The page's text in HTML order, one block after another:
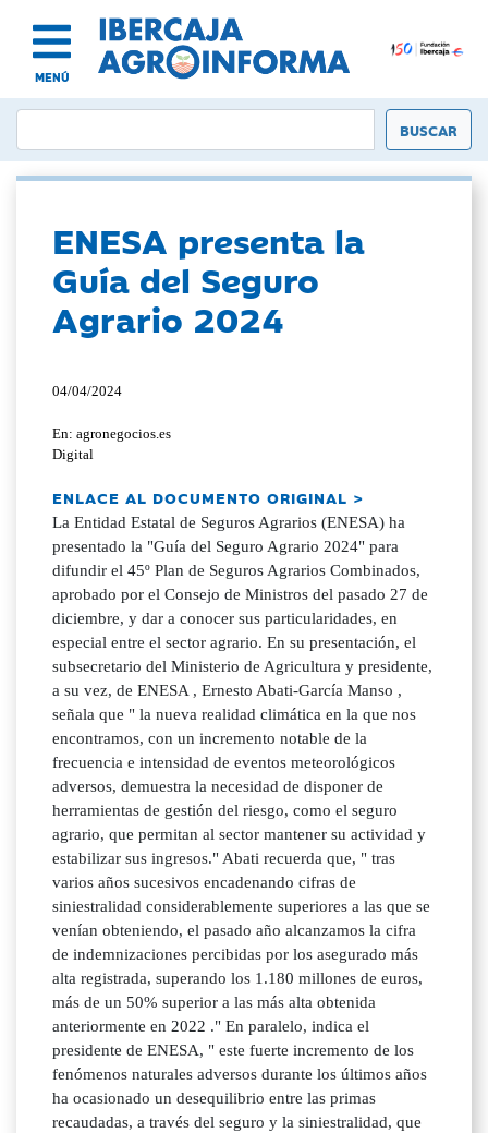
MENÚ
ENESA presenta la
Guía del Seguro
Agrario 2024
04/04/2024
En: agronegocios.es
Digital
ENLACE AL DOCUMENTO ORIGINAL >
La Entidad Estatal de Seguros Agrarios (ENESA) ha
presentado la "Guía del Seguro Agrario 2024" para
difundir el 45º Plan de Seguros Agrarios Combinados,
aprobado por el Consejo de Ministros del pasado 27 de
diciembre, y dar a conocer sus particularidades, en
especial entre el sector agrario. En su presentación, el
subsecretario del Ministerio de Agricultura y presidente,
a su vez, de ENESA , Ernesto Abati-García Manso ,
señala que " la nueva realidad climática en la que nos
encontramos, con un incremento notable de la
frecuencia e intensidad de eventos meteorológicos
adversos, demuestra la necesidad de disponer de
herramientas de gestión del riesgo, como el seguro
agrario, que permitan al sector mantener su actividad y
estabilizar sus ingresos." Abati recuerda que, " tras
varios años sucesivos encadenando cifras de
siniestralidad considerablemente superiores a las que se
venían obteniendo, el pasado año alcanzamos la cifra
de indemnizaciones percibidas por los asegurado más
alta registrada, superando los 1.180 millones de euros,
más de un 50% superior a las más alta obtenida
anteriormente en 2022 ." En paralelo, indica el
presidente de ENESA, " este fuerte incremento de los
fenómenos naturales adversos durante los últimos años
ha ocasionado un desequilibrio entre las primas
recaudadas, a través del seguro y la siniestralidad, que